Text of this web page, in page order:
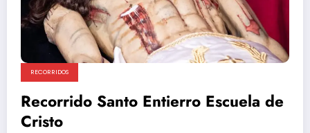
RECORRIDOS
Recorrido Santo Entierro Escuela de
Cristo